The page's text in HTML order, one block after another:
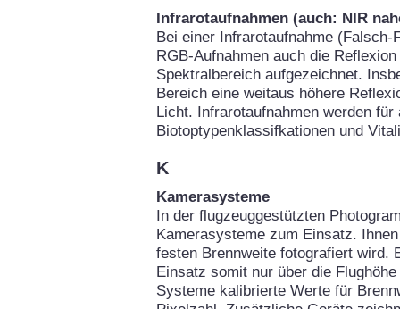
Infrarotaufnahmen (auch: NIR
Bei einer Infrarotaufnahme
RGB-Aufnahmen auch die
Spektralbereich aufgezeichnet.
Bereich eine weitaus höhere
Licht. Infrarotaufnahmen werden
Biotoptypenklassifkationen und
K
Kamerasysteme
In der flugzeuggestützten
Kamerasysteme zum Einsatz.
festen Brennweite fotografiert wird.
Einsatz somit nur über die
Systeme kalibrierte Werte für